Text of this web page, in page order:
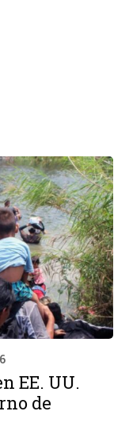
EE. UU.
de